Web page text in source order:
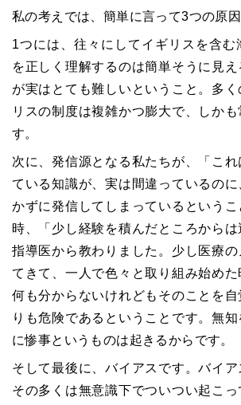
私の考えでは、簡単に言って3つの原因
1つには、往々にしてイギリスを含む
を正しく理解するのは簡単そうに見
が実はとても難しいということ。多
リスの制度は複雑かつ膨大で、しか
す。
次に、発信源となる私たちが、「こ
ている知識が、実は間違っているの
かずに発信してしまっているという
時、「少し経験を積んだところから
指導医から教わりました。少し医療
てきて、一人で色々と取り組み始め
何も分からないけれどもそのことを自
りも危険であるということです。無
に惨事というものは起きるからです。
そして最後に、バイアスです。バイア
その多くは無意識下でついつい起こ